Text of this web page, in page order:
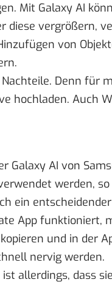
Mit Galaxy AI
diese vergrößern,
von
Denn für
hochladen. Auch
Galaxy AI von
werden,
ein
App funktioniert,
und in der
nervig werden.
allerdings, dass